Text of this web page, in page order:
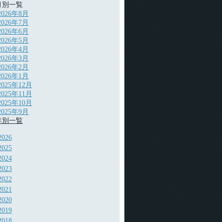
一覧
年8月
年7月
年6月
年5月
年4月
年3月
年2月
年1月
年12月
年11月
年10月
年9月
一覧